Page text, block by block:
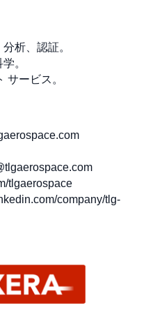
析、認証。
。
サービス。
tlgaerospace
company/tlg-